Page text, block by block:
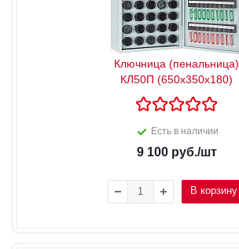
Ключница (пенальница)
КЛ50П (650x350x180)
Есть в наличии
9 100руб./шт
В корзину